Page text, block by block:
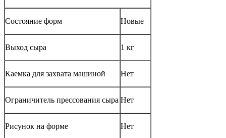
Состояние форм Новые
Выход сыра 1 кг
Каемка для захвата машиной Нет
Ограничитель прессования сыра Нет
Рисунок на форме Нет